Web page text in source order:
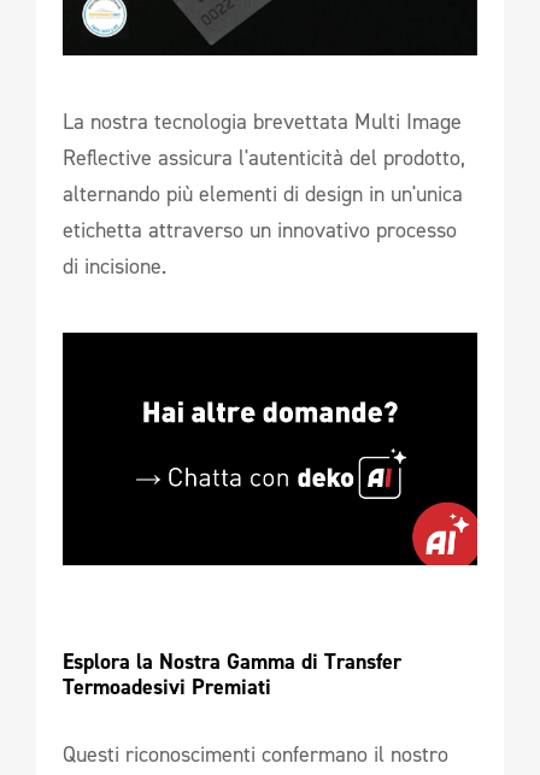
La nostra tecnologia brevettata Multi Image
Reflective assicura l'autenticità del prodotto,
alternando più elementi di design in un'unica
etichetta attraverso un innovativo processo
di incisione.
Esplora la Nostra Gamma di Transfer
Termoadesivi Premiati
Questi riconoscimenti confermano il nostro